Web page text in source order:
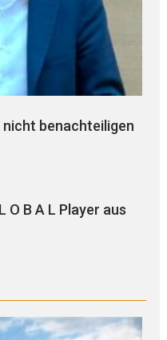
nicht benachteiligen
O B A L Player aus